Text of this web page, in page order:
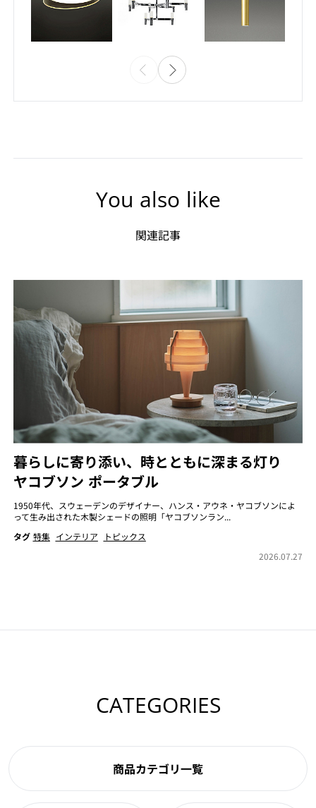
You also like
関連記事
暮らしに寄り添い、時とともに深まる灯り
ヤコブソン ポータブル
1950年代、スウェーデンのデザイナー、ハンス・アウネ・ヤコブソンによ
って生み出された木製シェードの照明「ヤコブソンラン...
タグ 特集 インテリア
トピックス
2026.07.27
CATEGORIES
商品カテゴリ一覧